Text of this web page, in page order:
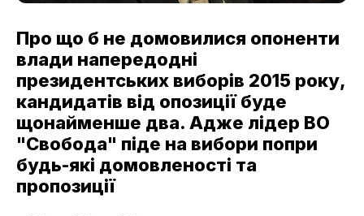
Про що б не домовилися опоненти
влади напередодні
президентських виборів 2015 року,
кандидатів від опозиції буде
щонайменше два. Адже лідер ВО
"Свобода" піде на вибори попри
будь-які домовленості та
пропозиції